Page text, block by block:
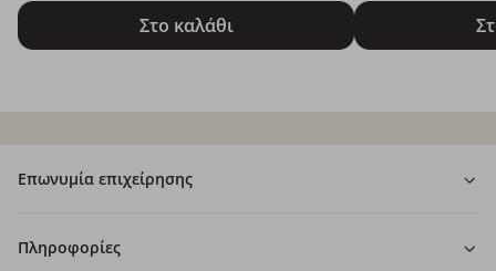
Στο καλάθι
Επωνυμία επιχείρησης
Πληροφορίες